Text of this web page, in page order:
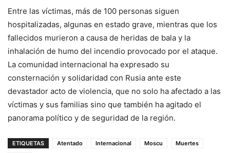
Entre las víctimas, más de 100 personas siguen
hospitalizadas, algunas en estado grave, mientras que los
fallecidos murieron a causa de heridas de bala y la
inhalación de humo del incendio provocado por el ataque.
La comunidad internacional ha expresado su
consternación y solidaridad con Rusia ante este
devastador acto de violencia, que no solo ha afectado a las
víctimas y sus familias sino que también ha agitado el
panorama político y de seguridad de la región.
ETIQUETAS Atentado Internacional Moscu
Muertes